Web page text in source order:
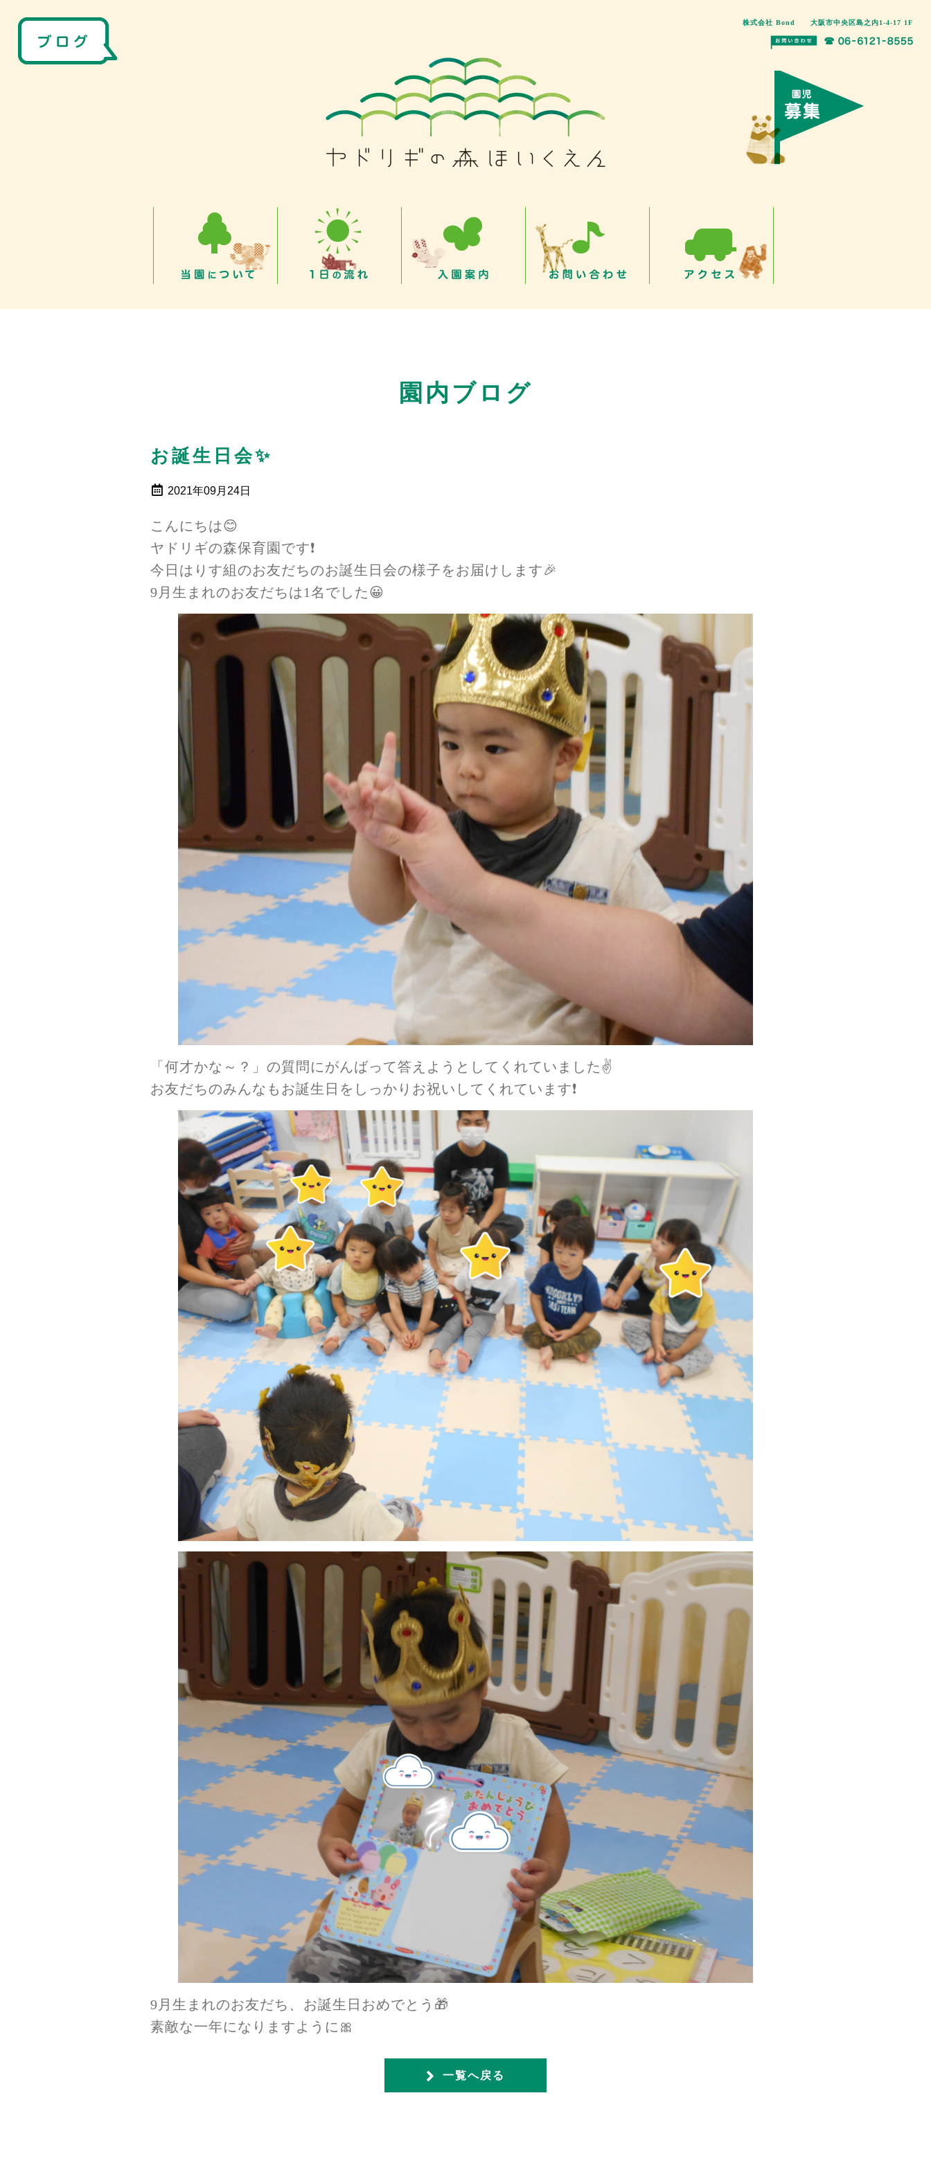
株式会社 Bond 大阪市中央区島之内1-4-17 1F
園内ブログ
お誕生日会✨
2021年09月24日
こんにちは😊
ヤドリギの森保育園です❗
今日はりす組のお友だちのお誕生日会の様子をお届けします🎉
9月生まれのお友だちは1名でした😀
「何才かな～？」の質問にがんばって答えようとしてくれていました✌
お友だちのみんなもお誕生日をしっかりお祝いしてくれています❗
9月生まれのお友だち、お誕生日おめでとう🎁
素敵な一年になりますように🎀
一覧へ戻る